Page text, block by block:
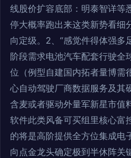
线股价扩容底部：明泰智详等
停大概率跑出来这类新势看细
向定级。2、“感觉件得体强
阶段需求电池汽车配套行驶全
位（例型自建国内拓者量博需
心自动驾驶厂商数据服务及其
含麦或者驱动外量军新星市值
软件此类风备可买组里核心富
的将是高阶提供全方位集成电
向点金龙头确定极到半休阵关